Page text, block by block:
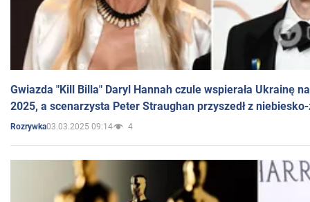
Gwiazda "Kill Billa" Daryl Hannah czule wspierała Ukrainę
2025, a scenarzysta Peter Straughan przyszedł z
Rozrywka03.03.2025 09:14 4